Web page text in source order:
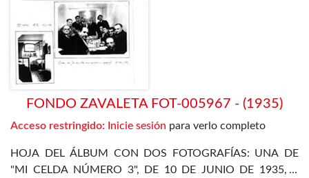
FONDO ZAVALETA FOT-005967 - (1935)
Acceso restringido: Inicie sesión para verlo completo
HOJA DEL ÁLBUM CON DOS FOTOGRAFÍAS: UNA DE
"MI CELDA NÚMERO 3", DE 10 DE JUNIO DE 1935, Y